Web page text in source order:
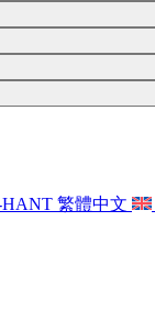
HANT 繁體中文